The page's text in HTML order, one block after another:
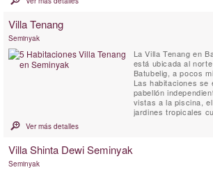
con personal
acondicionado,
Villa Tenang
Seminyak
La Villa Tenang en
está ubicada al
Batubelig, a pocos
Las habitaciones se
pabellón
vistas a la piscina,
jardines tropicales
diseñados. El
principales en la
elegantes
Ver más detalles
Villa Shinta Dewi Seminyak
Seminyak